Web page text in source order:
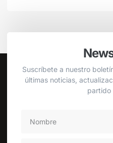
Suscríbete a nuestro
últimas noticias,
partido